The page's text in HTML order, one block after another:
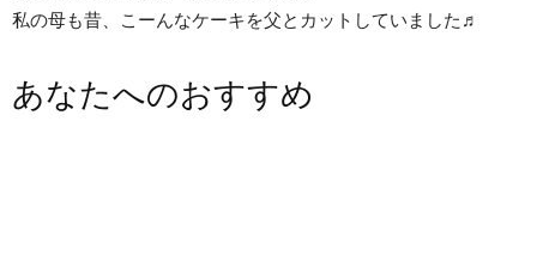
私の母も昔、こーんなケーキを父とカットしていました♬
あなたへのおすすめ